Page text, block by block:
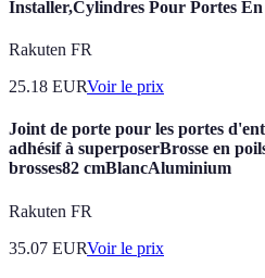
Installer,Cylindres Pour Portes En
Rakuten FR
25.18 EURVoir le prix
Joint de porte pour les portes
adhésif à superposerBrosse en
brosses82 cmBlancAluminium
Rakuten FR
35.07 EURVoir le prix